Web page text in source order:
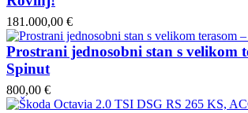
181.000,00 €
Prostrani jednosobni stan s velikom
Spinut
800,00 €